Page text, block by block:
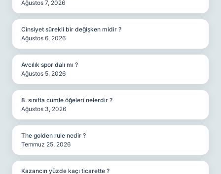
Ağustos 7, 2026
Cinsiyet sürekli bir değişken midir ?
Ağustos 6, 2026
Avcılık spor dalı mı ?
Ağustos 5, 2026
8. sınıfta cümle öğeleri nelerdir ?
Ağustos 3, 2026
The golden rule nedir ?
Temmuz 25, 2026
Kazancın yüzde kaçı ticarette ?